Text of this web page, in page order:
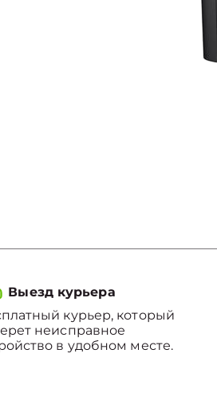
Выезд курьера
курьер, который
неисправное
в удобном месте.